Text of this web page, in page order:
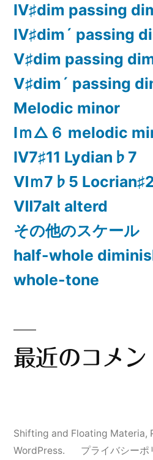
Ⅳ♯dim passing
Ⅳ♯dim´ passing
Ⅴ♯dim passing
Ⅴ♯dim´ passing
Melodic minor
Ⅰｍ△６ melodic
Ⅳ7♯11 Lydian♭7
Ⅵｍ7♭5
Ⅶ7alt alterd
その他のスケール
half-whole
whole-tone
最近のコメン
Shifting and Floating Materia,
WordPress.
プライバシーポ